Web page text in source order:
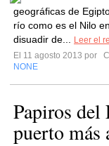
geográficas de
río como es el Nilo
disuadir de...
Leer el
El 11 agosto 2013 por
NONE
Papiros del
puerto más